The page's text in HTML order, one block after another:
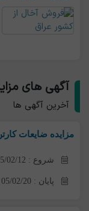
آگهی های
آخرین آگهی ها
مزایده ضایعات
شروع : 05/02/12
پایان : 05/02/20